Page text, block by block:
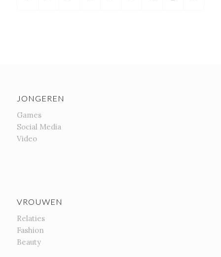
JONGEREN
Games
Social Media
Video
VROUWEN
Relaties
Fashion
Beauty